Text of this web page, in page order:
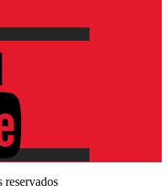
reservados